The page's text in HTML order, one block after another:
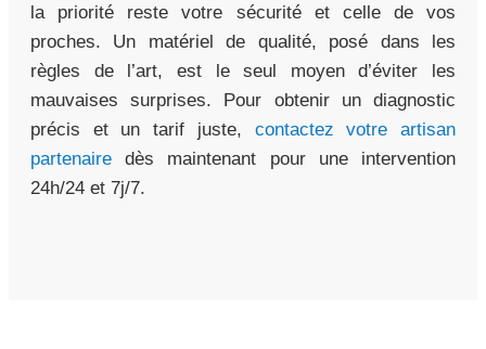
la priorité reste votre sécurité et celle de vos
proches. Un matériel de qualité, posé dans les
règles de l’art, est le seul moyen d’éviter les
mauvaises surprises. Pour obtenir un diagnostic
précis et un tarif juste, contactez votre artisan
partenaire dès maintenant pour une intervention
24h/24 et 7j/7.